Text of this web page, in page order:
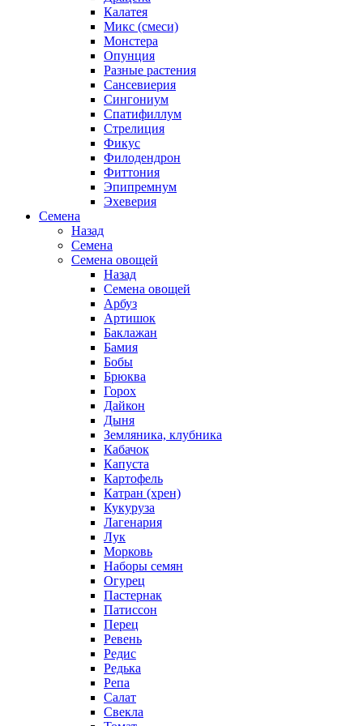
Калатея
Микс (смеси)
Монстера
Опунция
Разные растения
Сансевиерия
Сингониум
Спатифиллум
Стрелиция
Фикус
Филодендрон
Фиттония
Эпипремнум
Эхеверия
Семена
Назад
Семена
Семена овощей
Назад
Семена овощей
Арбуз
Артишок
Баклажан
Бамия
Бобы
Брюква
Горох
Дайкон
Дыня
Земляника, клубника
Кабачок
Капуста
Картофель
Катран (хрен)
Кукуруза
Лагенария
Лук
Морковь
Наборы семян
Огурец
Пастернак
Патиссон
Перец
Ревень
Редис
Редька
Репа
Салат
Свекла